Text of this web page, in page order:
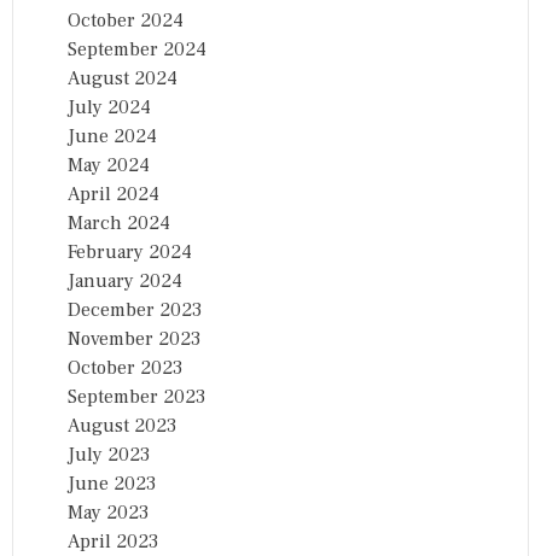
October 2024
September 2024
August 2024
July 2024
June 2024
May 2024
April 2024
March 2024
February 2024
January 2024
December 2023
November 2023
October 2023
September 2023
August 2023
July 2023
June 2023
May 2023
April 2023